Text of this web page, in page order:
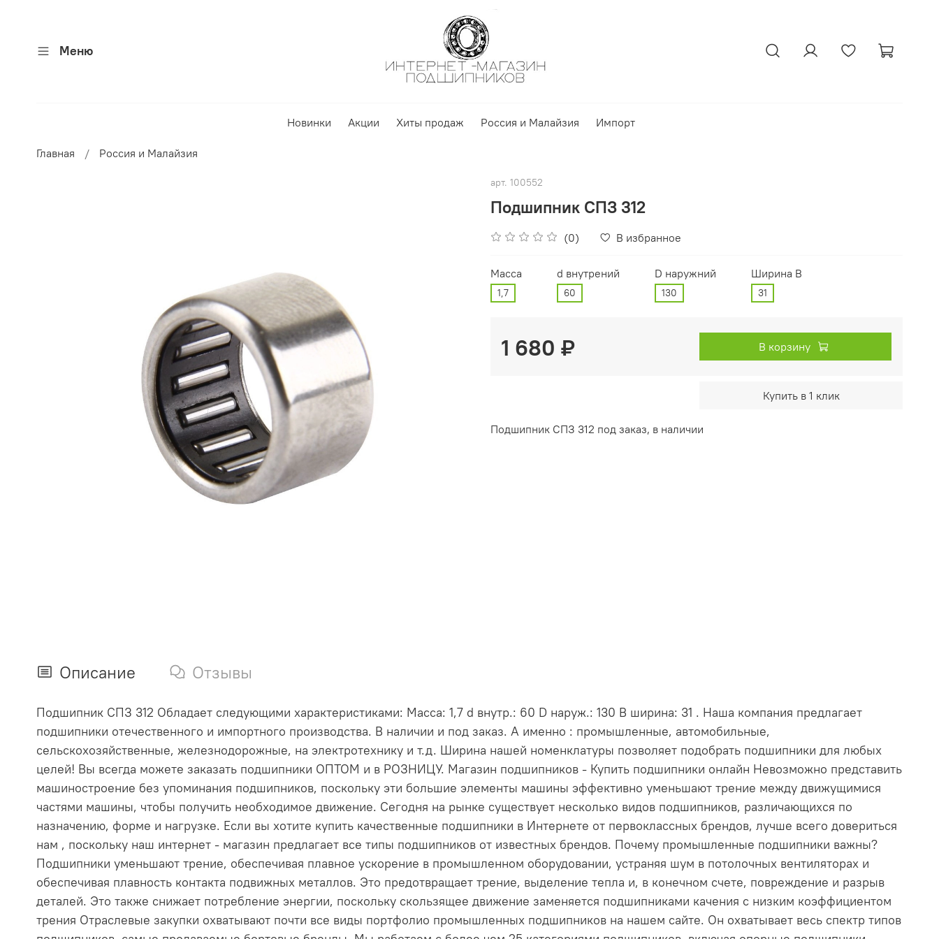
Меню
Новинки Акции Хиты продаж Россия и Малайзия Импорт
Главная Россия и Малайзия
арт. 100552
Подшипник СПЗ 312
(0) В избранное
Масса
1,7
d внутрений
60
D наружний
130
Ширина В
31
1 680 ₽ В корзину
Купить в 1 клик
Подшипник СПЗ 312 под заказ, в наличии
Описание Отзывы
Подшипник СПЗ 312 Обладает следующими характеристиками: Масса: 1,7 d внутр.: 60 D наруж.: 130 В ширина: 31 . Наша компания предлагает
подшипники отечественного и импортного производства. В наличии и под заказ. А именно : промышленные, автомобильные,
сельскохозяйственные, железнодорожные, на электротехнику и т.д. Ширина нашей номенклатуры позволяет подобрать подшипники для любых
целей! Вы всегда можете заказать подшипники ОПТОМ и в РОЗНИЦУ. Магазин подшипников - Купить подшипники онлайн Невозможно представить
машиностроение без упоминания подшипников, поскольку эти большие элементы машины эффективно уменьшают трение между движущимися
частями машины, чтобы получить необходимое движение. Сегодня на рынке существует несколько видов подшипников, различающихся по
назначению, форме и нагрузке. Если вы хотите купить качественные подшипники в Интернете от первоклассных брендов, лучше всего довериться
нам , поскольку наш интернет - магазин предлагает все типы подшипников от известных брендов. Почему промышленные подшипники важны?
Подшипники уменьшают трение, обеспечивая плавное ускорение в промышленном оборудовании, устраняя шум в потолочных вентиляторах и
обеспечивая плавность контакта подвижных металлов. Это предотвращает трение, выделение тепла и, в конечном счете, повреждение и разрыв
деталей. Это также снижает потребление энергии, поскольку скользящее движение заменяется подшипниками качения с низким коэффициентом
трения Отраслевые закупки охватывают почти все виды портфолио промышленных подшипников на нашем сайте. Он охватывает весь спектр типов